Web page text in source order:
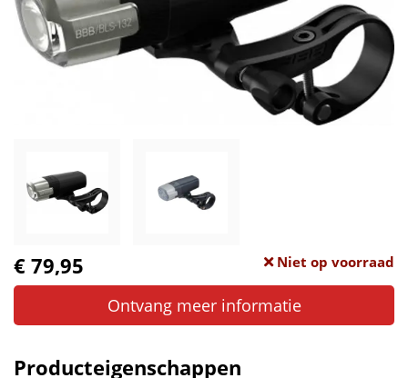
€ 79,95 Niet op voorraad
Ontvang meer informatie
Producteigenschappen